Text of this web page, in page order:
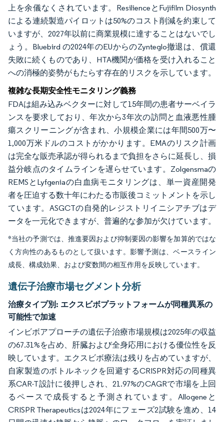
上を余儀なくされています。ResilienceとFujifilm Diosynth
による連続製造パイロットは50%のコスト削減を約束して
いますが、2027年以前に商業規模に達することはないでし
ょう。Bluebird の2024年のEUからのZynteglo撤退は、償還
失敗に続くものであり、HTA機関が価格を受け入れること
への消極的姿勢がもたらす存在的リスクを示しています。
複雑な長期安全性モニタリング義務
FDAは組み込みベクターに対して15年間の患者サーベイラ
ンスを要求しており、年次から3年次の訪問と血液悪性腫
瘍スクリーニングが含まれ、小規模企業には年間500万〜
1,000万米ドルのコストがかかります。EMAのリスク計画
は完全な販売承認が得られるまで負担をさらに延長し、損
益分岐点のタイムラインを遅らせています。Zolgensmaの
REMSとLyfgeniaの白血病モニタリングは、単一資産開発
者を圧迫する数十年にわたる市販後コミットメントを示し
ています。ASGCTの自発的レジストリイニシアチブはデ
ータを一元化できますが、普遍的な参加が欠けています。
*当社の予測では、推進要因および抑制要因の影響を加算的ではな
く方向性のあるものとして扱います。影響予測は、ベースライン
成長、構成効果、および変数間の相互作用を反映しています。
遺伝子治療市場セグメント分析
治療タイプ別: エクスビボプラットフォームが同種異系の
可能性で加速
インビボアプローチの遺伝子治療市場規模は2025年の収益
の67.31%を占め、肝臓および全身応用における優位性を反
映しています。エクスビボ療法は残りを占めていますが、
自家製造のボトルネックを回避するCRISPR対応の同種異
系CAR-T設計に後押しされ、21.97%のCAGRで市場を上回
るペースで成長すると予測されています。Allogeneと
CRISPR Therapeuticsは2024年にフェーズ2試験を進め、14